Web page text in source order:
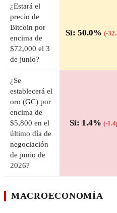
¿Estará el
precio de
Bitcoin por
encima de
$72,000 el 3
de junio?
Sí: 50.0% (-
¿Se
establecerá el
oro (GC) por
encima de
$5,800 en el
último día de
negociación
de junio de
2026?
Sí: 1.4% (-
MACROECONOMÍA